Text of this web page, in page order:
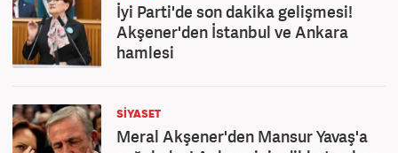
İyi Parti'de son dakika gelişmesi!
Akşener'den İstanbul ve Ankara
hamlesi
SİYASET
Meral Akşener'den Mansur Yavaş'a